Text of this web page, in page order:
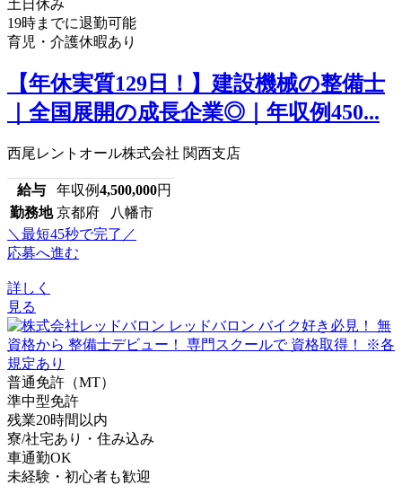
土日休み
19時までに退勤可能
育児・介護休暇あり
【年休実質129日！】建設機械の整備士
｜全国展開の成長企業◎｜年収例450...
西尾レントオール株式会社 関西支店
給与 年収例4,500,000円
勤務地 京都府 八幡市
＼最短45秒で完了／
応募へ進む
詳しく
見る
普通免許（MT）
準中型免許
残業20時間以内
寮/社宅あり・住み込み
車通勤OK
未経験・初心者も歓迎